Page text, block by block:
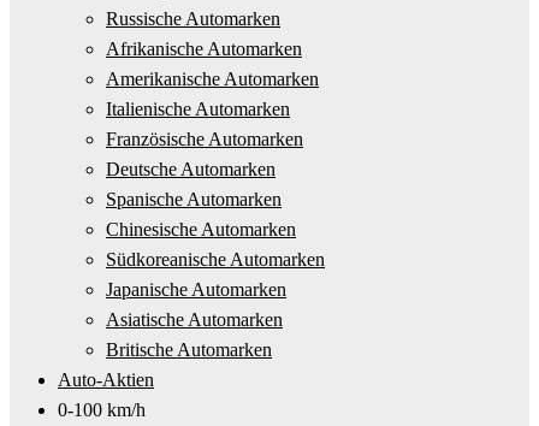
Russische Automarken
Afrikanische Automarken
Amerikanische Automarken
Italienische Automarken
Französische Automarken
Deutsche Automarken
Spanische Automarken
Chinesische Automarken
Südkoreanische Automarken
Japanische Automarken
Asiatische Automarken
Britische Automarken
Auto-Aktien
0-100 km/h